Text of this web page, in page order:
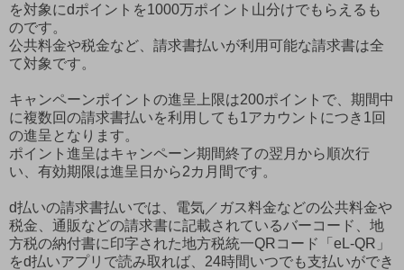
を対象にdポイントを1000万ポイント山分けでもらえるも
のです。
公共料金や税金など、請求書払いが利用可能な請求書は全
て対象です。
キャンペーンポイントの進呈上限は200ポイントで、期間中
に複数回の請求書払いを利用しても1アカウントにつき1回
の進呈となります。
ポイント進呈はキャンペーン期間終了の翌月から順次行
い、有効期限は進呈日から2カ月間です。
d払いの請求書払いでは、電気／ガス料金などの公共料金や
税金、通販などの請求書に記載されているバーコード、地
方税の納付書に印字された地方税統一QRコード「eL-QR」
をd払いアプリで読み取れば、24時間いつでも支払いができ